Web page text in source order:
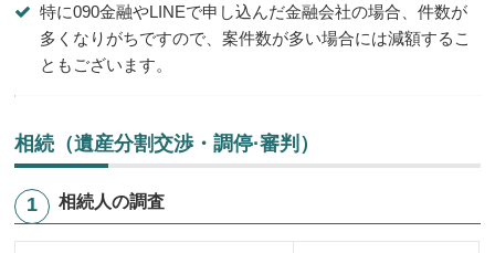
特に090金融やLINEで申し込んだ金融会社の場合、件数が
多くなりがちですので、案件数が多い場合には減額するこ
ともございます。
相続（遺産分割交渉・調停·審判）
相続人の調査